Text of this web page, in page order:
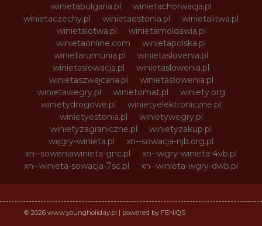
winietabulgaria.pl
winietachorwacja.pl
winietaczechy.pl
winietaestonia.pl
winietalitwa.pl
winietalotwa.pl
winietamoldawia.pl
winietaonline.com
winietapolska.pl
winietarumunia.pl
winietaslovenia.pl
winietaslowacja.pl
winietaslowenia.pl
winietaszwajcaria.pl
winietasłowenia.pl
winietawegry.pl
winietomat.pl
winiety.org
winietydrogowe.pl
winietyelektroniczne.pl
winietyestonia.pl
winietywegry.pl
winietyzagraniczne.pl
winietyzakup.pl
węgry-winieta.pl
xn--sowacja-njb.org.pl
xn--soweniawinieta-gnc.pl
xn--wgry-winieta-4vb.pl
xn--winieta-sowacja-7sc.pl
xn--winieta-wgry-dwb.pl
© 2026 www.youngholiday.pl | powered by FENIQS